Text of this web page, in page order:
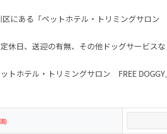
にある「ペットホテル・トリミングサロン
休日、送迎の有無、その他ドッグサービス
トホテル・トリミングサロン FREE
)